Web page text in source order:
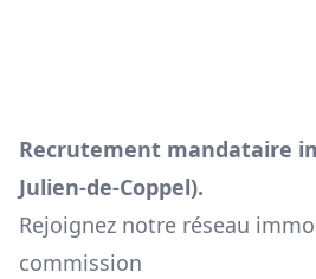
Recrutement mandataire
Julien-de-Coppel).
Rejoignez notre réseau
commission